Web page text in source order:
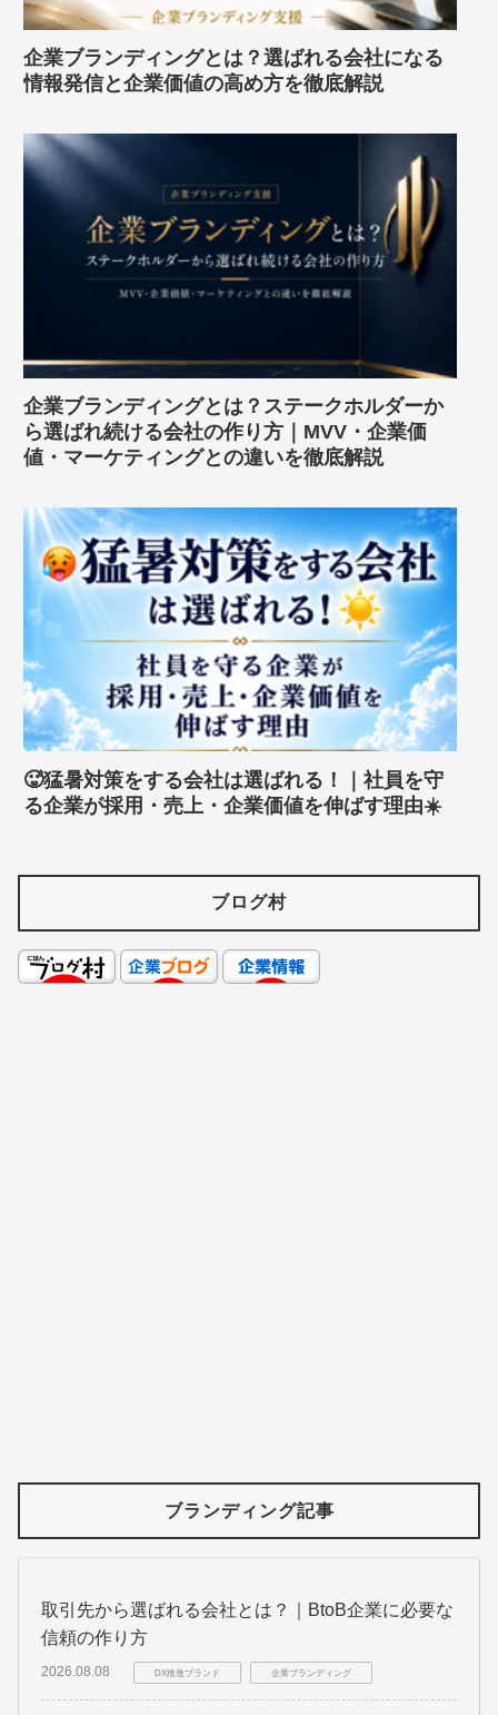
企業ブランディングとは？選ばれる会社になる
情報発信と企業価値の高め方を徹底解説
企業ブランディングとは？ステークホルダーか
ら選ばれ続ける会社の作り方｜MVV・企業価
値・マーケティングとの違いを徹底解説
🥵猛暑対策をする会社は選ばれる！｜社員を守
る企業が採用・売上・企業価値を伸ばす理由☀️
ブログ村
ブランディング記事
取引先から選ばれる会社とは？｜BtoB企業に必要な
信頼の作り方
2026.08.08 DX推進ブランド 企業ブランディング